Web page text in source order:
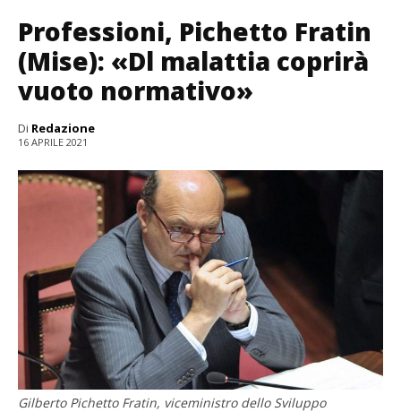
Professioni, Pichetto Fratin
(Mise): «Dl malattia coprirà
vuoto normativo»
Di Redazione
16 APRILE 2021
Gilberto Pichetto Fratin, viceministro dello Sviluppo